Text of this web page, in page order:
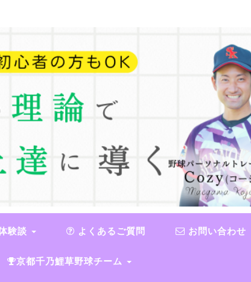
験談 よくあるご質問 お問い合わせ
京都千乃鯉草野球チーム